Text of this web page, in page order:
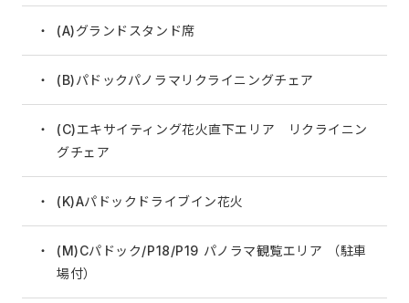
(A)グランドスタンド席
(B)パドックパノラマリクライニングチェア
(C)エキサイティング花火直下エリア リクライニン
グチェア
(K)Aパドックドライブイン花火
(M)Cパドック/P18/P19 パノラマ観覧エリア （駐車
場付）